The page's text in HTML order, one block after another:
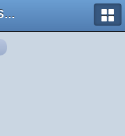
Форум UnitedSouth